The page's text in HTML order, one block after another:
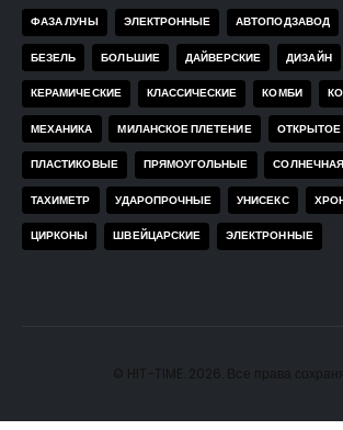
ФАЗА ЛУНЫ ЭЛЕКТРОННЫЕ АВТОПОДЗАВОД
БЕЗЕЛЬ БОЛЬШИЕ ДАЙВЕРСКИЕ ДИЗАЙН
КЕРАМИЧЕСКИЕ КЛАССИЧЕСКИЕ КОМБИ
МЕХАНИКА МИЛАНСКОЕ ПЛЕТЕНИЕ ОТКРЫТОЕ
ПЛАСТИКОВЫЕ ПРЯМОУГОЛЬНЫЕ СОЛНЕЧНАЯ
ТАХИМЕТР УДАРОПРОЧНЫЕ УНИСЕКС
ЦИРКОНЫ ШВЕЙЦАРСКИЕ ЭЛЕКТРОННЫЕ
© HIT-TIME. 2026. Все права